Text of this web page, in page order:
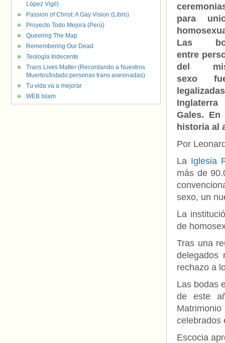
para
Las
entre
del
sexo
Gales.
historia al
Por
La Iglesia
más de
sexo, un
La
de
Tras una
delegados
rechazo a
Las bodas
de este
Matrimonio
celebrados
Escocia
López Vigil)
Passion of Christ: A Gay Vision (Libro)
Proyecto Todo Mejora (Perú)
Queering The Map
Remembering Our Dead
Teología Indecente
Trans Lives Matter (Recordando a Nuestros
Muertos/listado personas trans asesinadas)
Tu vida va a mejorar
WEB Islam